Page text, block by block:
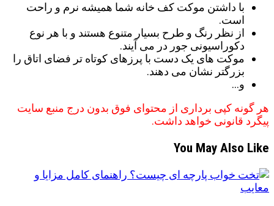
با داشتن موکت کف خانه شما همیشه نرم و راحت
است.
از نظر رنگ و طرح بسیار متنوع هستند و با هر نوع
دکوراسیونی جور در می آیند.
موکت های یک دست با پرزهای کوتاه تر فضای اتاق را
بزرگتر نشان می دهند.
و…
هر گونه کپی برداری از محتوای فوق بدون درج منبع سایت
پیگرد قانونی خواهد داشت.
You May Also Like